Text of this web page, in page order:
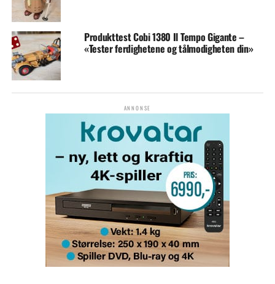
Produkttest Cobi 1380 Il Tempo Gigante –
«Tester ferdighetene og tålmodigheten din»
ANNONSE